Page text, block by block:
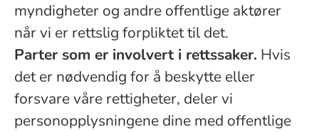
myndigheter og andre offentlige aktører
når vi er rettslig forpliktet til det.
Parter som er involvert i rettssaker. Hvis
det er nødvendig for å beskytte eller
forsvare våre rettigheter, deler vi
personopplysningene dine med offentlige